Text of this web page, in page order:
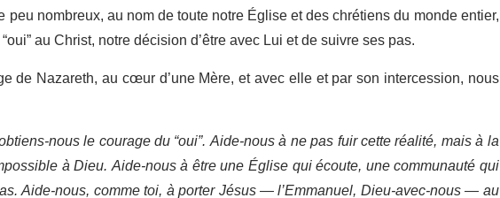
nombreux, au nom de toute notre Église et des chrétiens du monde entier,
au Christ, notre décision d’être avec Lui et de suivre ses pas.
de Nazareth, au cœur d’une Mère, et avec elle et par son intercession, nous
nous le courage du “oui”. Aide-nous à ne pas fuir cette réalité, mais à la
à Dieu. Aide-nous à être une Église qui écoute, une communauté qui
Aide-nous, comme toi, à porter Jésus — l’Emmanuel, Dieu-avec-nous — au